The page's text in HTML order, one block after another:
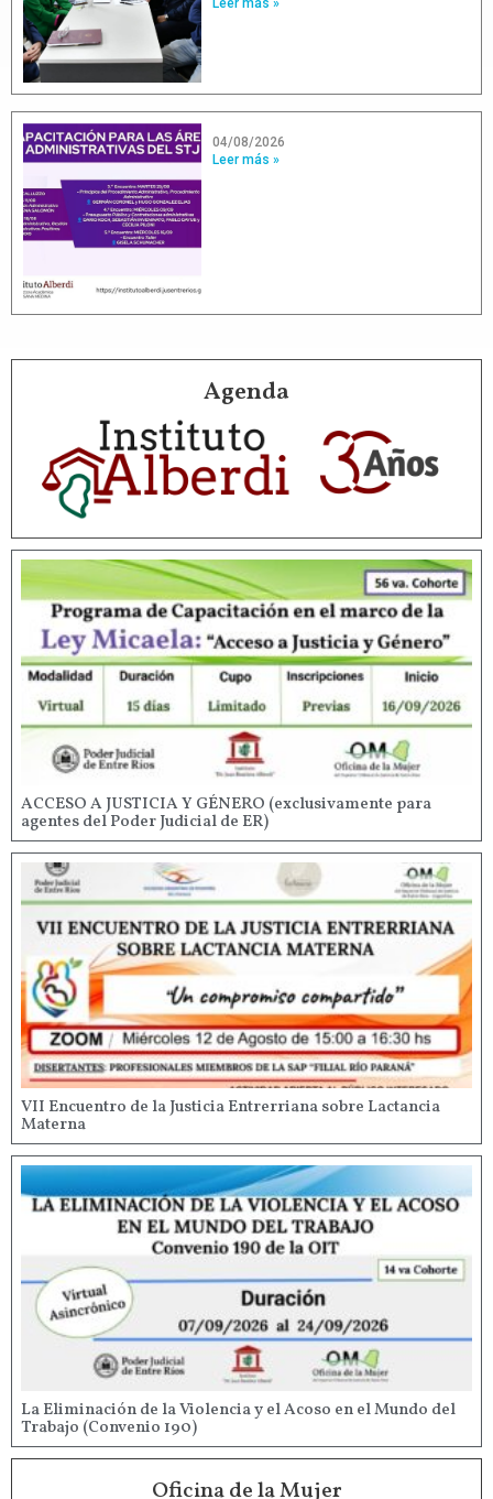
Leer más »
04/08/2026
Leer más »
Agenda
ACCESO A JUSTICIA Y GÉNERO (exclusivamente para
agentes del Poder Judicial de ER)
VII Encuentro de la Justicia Entrerriana sobre Lactancia
Materna
La Eliminación de la Violencia y el Acoso en el Mundo del
Trabajo (Convenio 190)
Oficina de la Mujer